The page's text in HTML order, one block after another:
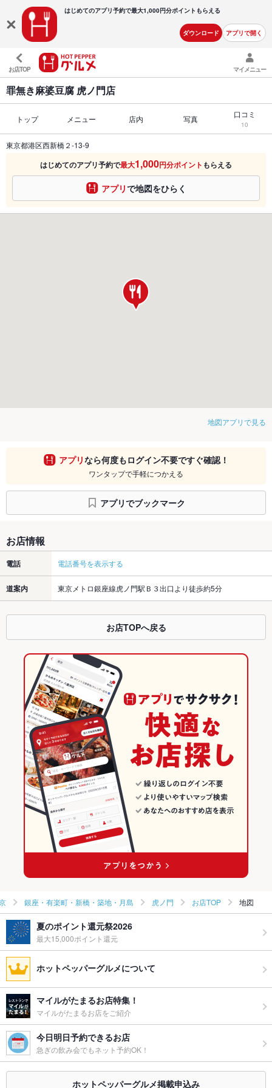
はじめてのアプリ予約で最大1,000円分ポイントもらえる
ダウンロード アプリで開く
お店TOP マイメニュー
罪無き麻婆豆腐 虎ノ門店
トップ メニュー 店内 写真 口コミ
10
東京都港区西新橋２-13-9
はじめてのアプリ予約で最大1,000円分ポイント もらえる
アプリで地図をひらく
地図アプリで見る
アプリなら何度もログイン不要ですぐ確認！
ワンタップで手軽につかえる
アプリでブックマーク
お店情報
電話 電話番号を表示する
道案内 東京メトロ銀座線虎ノ門駅Ｂ３出口より徒歩約5分
お店TOPへ戻る
銀座・有楽町・新橋・築地・月島 虎ノ門 お店TOP 地図
夏のポイント還元祭2026
最大15,000ポイント還元
ホットペッパーグルメについて
マイルがたまるお店特集！
マイルがたまるお店をご紹介
今日明日予約できるお店
急ぎの飲み会でもネット予約OK！
ホットペッパーグルメ掲載申込み